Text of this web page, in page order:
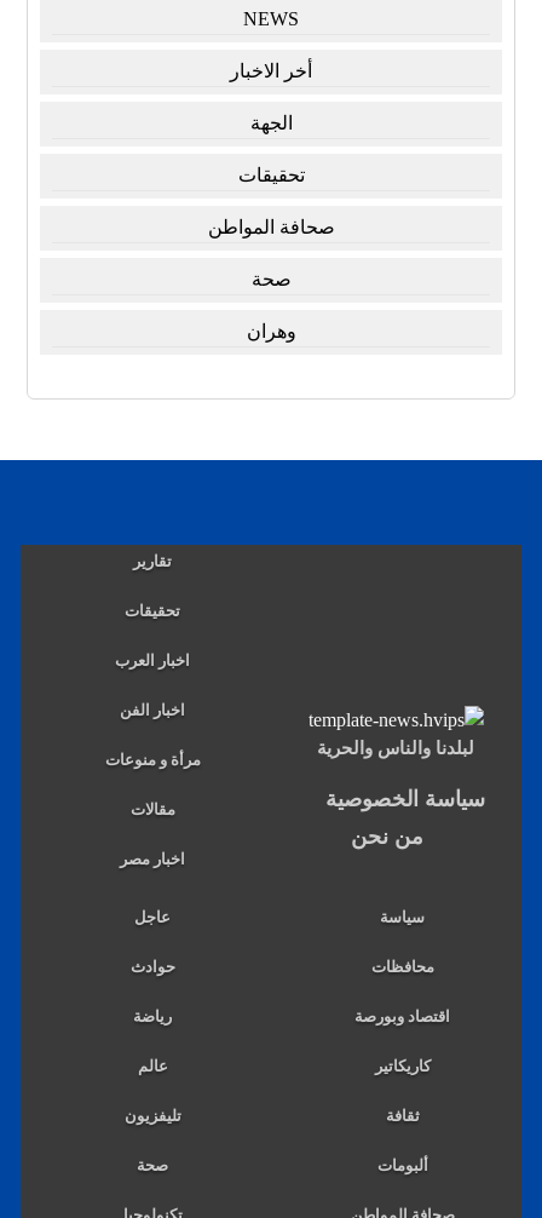
NEWS
أخر الاخبار
الجهة
تحقيقات
صحافة المواطن
صحة
وهران
لبلدنا والناس والحرية
سياسة الخصوصية
من نحن
تقارير
تحقيقات
اخبار العرب
اخبار الفن
مرأة و منوعات
مقالات
اخبار مصر
سياسة
محافظات
اقتصاد وبورصة
كاريكاتير
ثقافة
ألبومات
عاجل
حوادث
رياضة
عالم
تليفزيون
صحة